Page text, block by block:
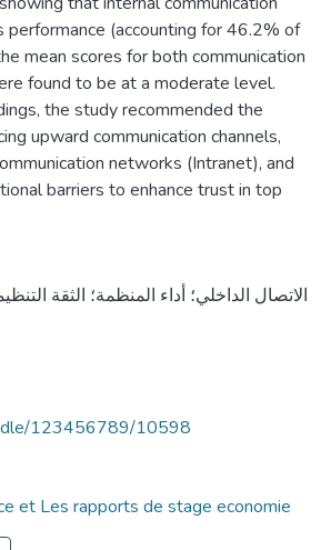
performance (accounting for 46.2% of
mean scores for both communication
found to be at a moderate level.
the study recommended the
upward communication channels,
networks (Intranet), and
barriers to enhance trust in top
الاتصال الداخلي؛ أداء المنظمة؛ الثقة
123456789/10598
et Les rapports de stage economie